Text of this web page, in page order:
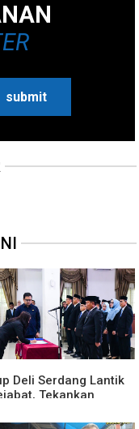
Deli Serdang Lantik
Tekankan
dan Humanis